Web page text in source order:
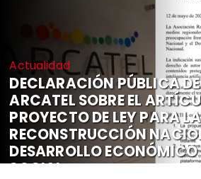
Actualidad
DECLARACIÓN PÚBLICA DE
ARCATEL SOBRE EL
PROYECTO DE LEY PARA LA
RECONSTRUCCIÓN
DESARROLLO ECONÓMICO
SOCIAL